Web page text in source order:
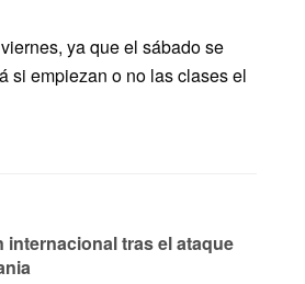
ya que el sábado se
si empiezan o no las clases el
internacional tras el ataque